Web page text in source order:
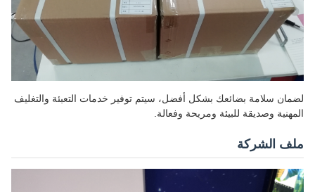
لضمان سلامة بضائعك بشكل أفضل، سيتم توفير خدمات التعبئة والتغليف
المهنية وصديقة للبيئة ومريحة وفعالة.
ملف الشركة